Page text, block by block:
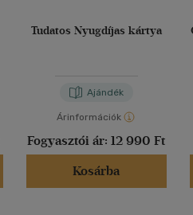
Tudatos Nyugdíjas kártya
Ajándék
Árinformációk
Fogyasztói ár: 12 990 Ft
Kosárba